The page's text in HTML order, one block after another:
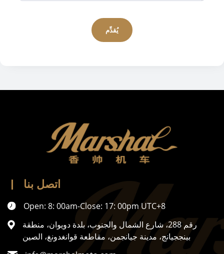
يُقدِّم
اتصل بنا
Open: 8: 00am-Close: 17: 00pm UTC+8
رقم 288، شارع الشمال والجنوب، بلدة دويوان، منطقة
بينججيانج، مدينة جيانجمن، مقاطعة قوانغدونغ، الصين